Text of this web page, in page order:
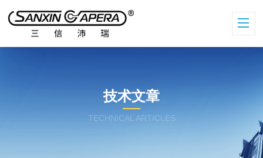
技术文章
TECHNICAL ARTICLES